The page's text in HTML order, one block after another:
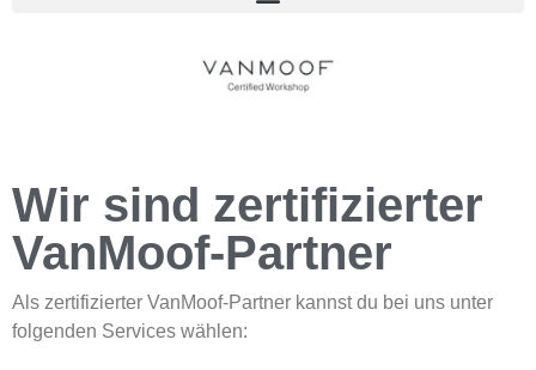
Wir sind zertifizierter
VanMoof-Partner
Als zertifizierter VanMoof-Partner kannst du bei uns unter
folgenden Services wählen: